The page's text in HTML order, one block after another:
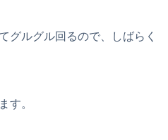
グルグル回るので、しばらく
す。